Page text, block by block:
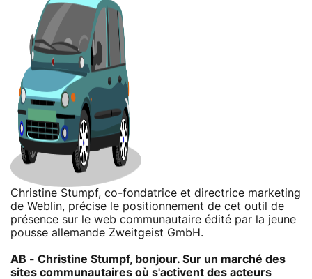
Christine Stumpf, co-fondatrice et directrice marketing
de Weblin, précise le positionnement de cet outil de
présence sur le web communautaire édité par la jeune
pousse allemande Zweitgeist GmbH.
AB - Christine Stumpf, bonjour. Sur un marché des
sites communautaires où s'activent des acteurs